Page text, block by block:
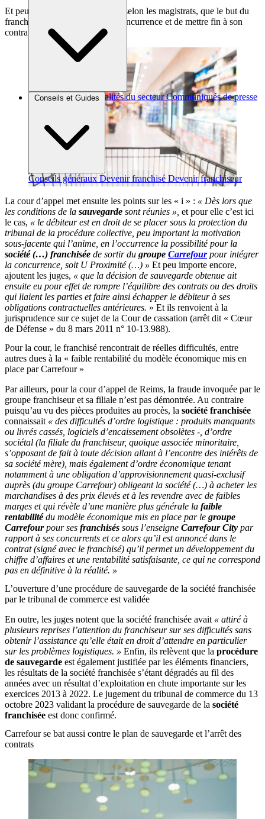
Brèves et actus Actualités du secteur Communiqués de presse
Conseils et Guides
Conseils généraux Devenir franchisé Devenir franchiseur
Et peu importe en l’occurrence, selon les magistrats, que le but du
franchisé ait été de passer à la concurrence et de mettre fin à son
contrat de franchise
La cour d’appel met ensuite les points sur les « i » : « Dès lors que
les conditions de la sauvegarde sont réunies », et pour elle c’est ici
le cas, « le débiteur est en droit de se placer sous la protection du
tribunal de la procédure collective, peu important la motivation
sous-jacente qui l’anime, en l’occurrence la possibilité pour la
société (…) franchisée de sortir du groupe Carrefour pour intégrer
la concurrence, soit U Proximité (…) » Et peu importe encore,
ajoutent les juges, « que la décision de sauvegarde obtenue ait
ensuite eu pour effet de rompre l’équilibre des contrats ou des droits
qui liaient les parties et faire ainsi échapper le débiteur à ses
obligations contractuelles antérieures. » Et ils renvoient à la
jurisprudence sur ce sujet de la Cour de cassation (arrêt dit « Cœur
de Défense » du 8 mars 2011 n° 10-13.988).
Pour la cour, le franchisé rencontrait de réelles difficultés, entre
autres dues à la « faible rentabilité du modèle économique mis en
place par Carrefour »
Par ailleurs, pour la cour d’appel de Reims, la fraude invoquée par le
groupe franchiseur et sa filiale n’est pas démontrée. Au contraire
puisqu’au vu des pièces produites au procès, la société franchisée
connaissait « des difficultés d’ordre logistique : produits manquants
ou livrés cassés, logiciels d’encaissement obsolètes -, d’ordre
sociétal (la filiale du franchiseur, quoique associée minoritaire,
s’opposant de fait à toute décision allant à l’encontre des intérêts de
sa société mère), mais également d’ordre économique tenant
notamment à une obligation d’approvisionnement quasi-exclusif
auprès (du groupe Carrefour) obligeant la société (…) à acheter les
marchandises à des prix élevés et à les revendre avec de faibles
marges et qui révèle d’une manière plus générale la faible
rentabilitédu modèle économique mis en place par le groupe
Carrefourpour ses franchisés sous l’enseigne Carrefour City par
rapport à ses concurrents et ce alors qu’il est annoncé dans le
contrat (signé avec le franchisé) qu’il permet un développement du
chiffre d’affaires et une rentabilité satisfaisante, ce qui ne correspond
pas en définitive à la réalité. »
L’ouverture d’une procédure de sauvegarde de la société franchisée
par le tribunal de commerce est validée
En outre, les juges notent que la société franchisée avait « attiré à
plusieurs reprises l’attention du franchiseur sur ses difficultés sans
obtenir l’assistance qu’elle était en droit d’attendre en particulier
sur les problèmes logistiques. » Enfin, ils relèvent que la procédure
de sauvegarde est également justifiée par les éléments financiers,
les résultats de la société franchisée s’étant dégradés au fil des
années avec un résultat d’exploitation en chute importante sur les
exercices 2013 à 2022. Le jugement du tribunal de commerce du 13
octobre 2023 validant la procédure de sauvegarde de la société
franchisée est donc confirmé.
Carrefour se bat aussi contre le plan de sauvegarde et l’arrêt des
contrats